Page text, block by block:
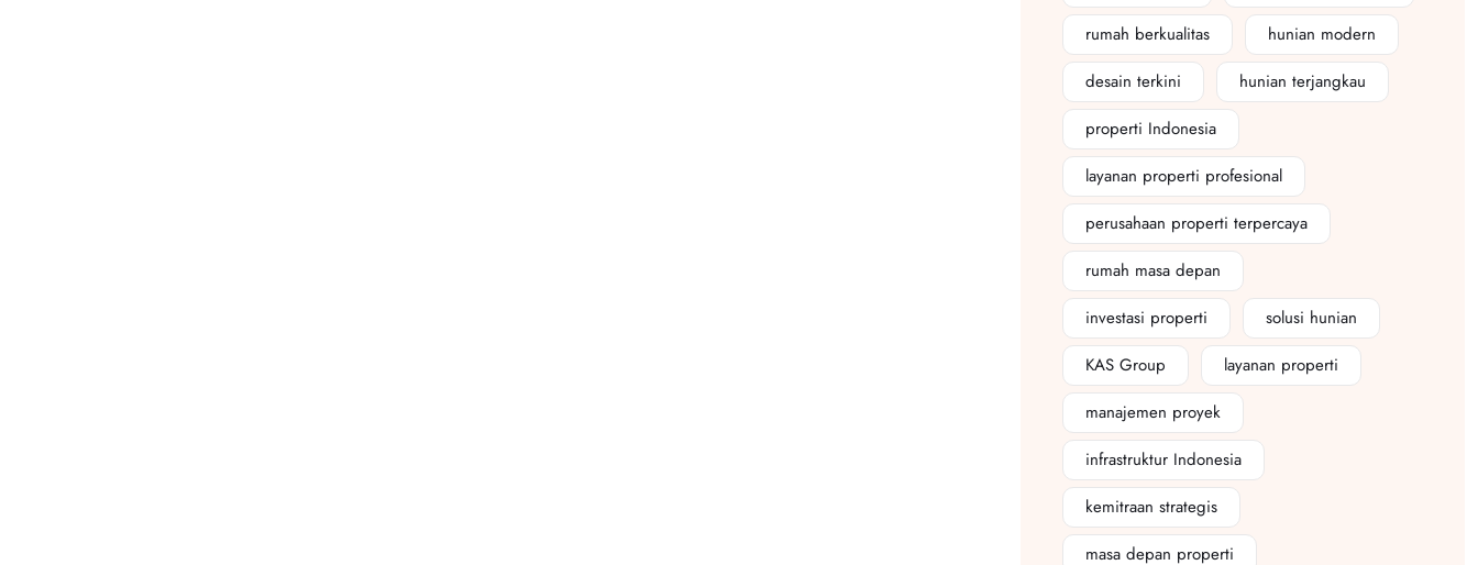
rumah berkualitas
hunian modern
desain terkini
hunian terjangkau
properti Indonesia
layanan properti profesional
perusahaan properti terpercaya
rumah masa depan
investasi properti
solusi hunian
KAS Group
layanan properti
manajemen proyek
infrastruktur Indonesia
kemitraan strategis
masa depan properti